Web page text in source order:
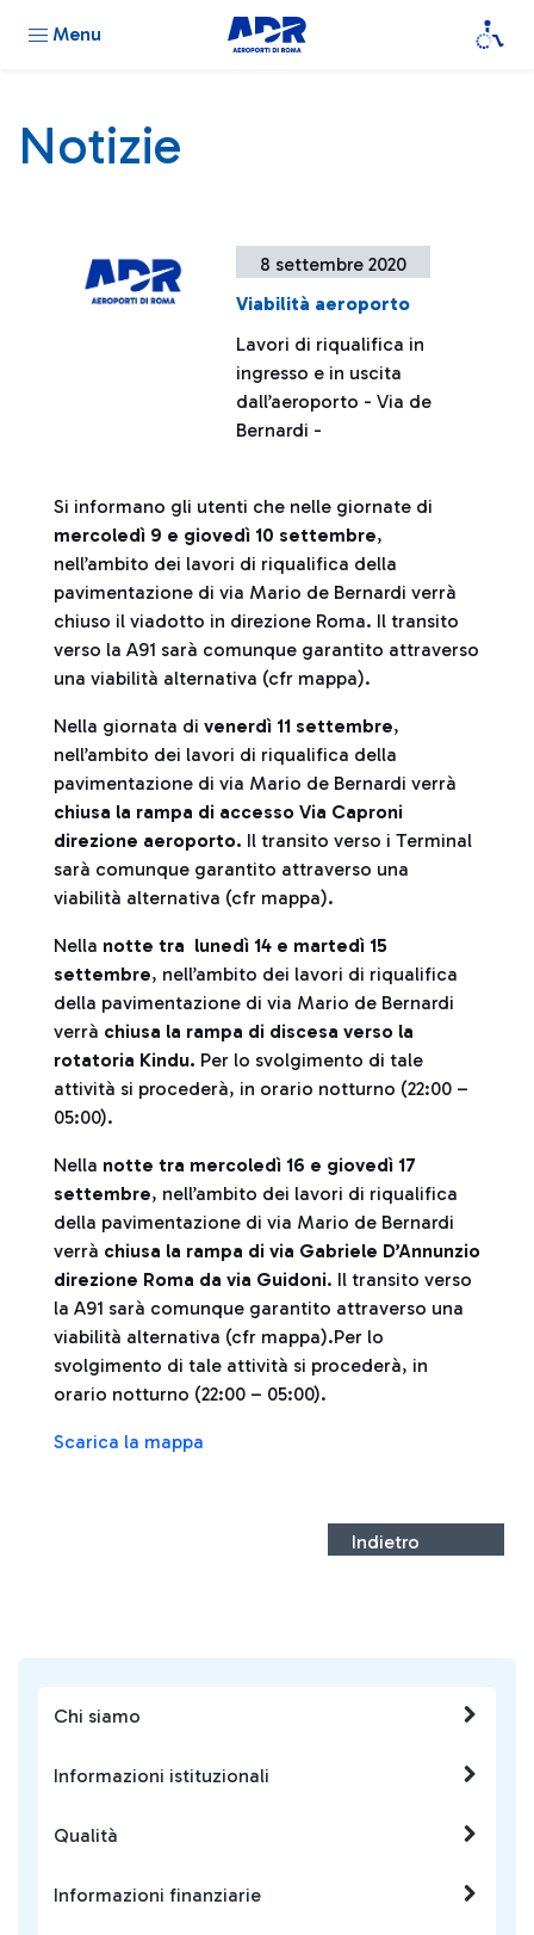
Menu
Chi siamo
Informazioni istituzionali
Qualità
Informazioni finanziarie
Notizie
8 settembre 2020
Viabilità aeroporto
Lavori di riqualifica in
ingresso e in uscita
dall’aeroporto - Via de
Bernardi -
Si informano gli utenti che nelle giornate di
mercoledì 9 e giovedì 10 settembre,
nell’ambito dei lavori di riqualifica della
pavimentazione di via Mario de Bernardi verrà
chiuso il viadotto in direzione Roma. Il transito
verso la A91 sarà comunque garantito attraverso
una viabilità alternativa (cfr mappa).
Nella giornata di venerdì 11 settembre,
nell’ambito dei lavori di riqualifica della
pavimentazione di via Mario de Bernardi verrà
chiusa la rampa di accesso Via Caproni
direzione aeroporto. Il transito verso i Terminal
sarà comunque garantito attraverso una
viabilità alternativa (cfr mappa).
Nella notte tra lunedì 14 e martedì 15
settembre, nell’ambito dei lavori di riqualifica
della pavimentazione di via Mario de Bernardi
verrà chiusa la rampa di discesa verso la
rotatoria Kindu. Per lo svolgimento di tale
attività si procederà, in orario notturno (22:00 –
05:00).
Nella notte tra mercoledì 16 e giovedì 17
settembre, nell’ambito dei lavori di riqualifica
della pavimentazione di via Mario de Bernardi
verrà chiusa la rampa di via Gabriele D’Annunzio
direzione Roma da via Guidoni. Il transito verso
la A91 sarà comunque garantito attraverso una
viabilità alternativa (cfr mappa).Per lo
svolgimento di tale attività si procederà, in
orario notturno (22:00 – 05:00).
Scarica la mappa
Indietro